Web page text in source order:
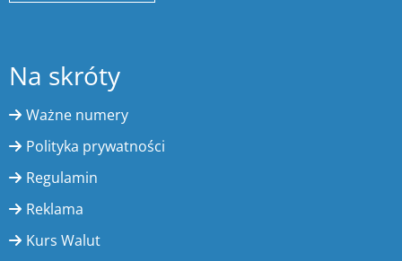
Na skróty
Ważne numery
Polityka prywatności
Regulamin
Reklama
Kurs Walut